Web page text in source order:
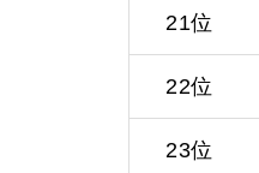
21位
22位
23位